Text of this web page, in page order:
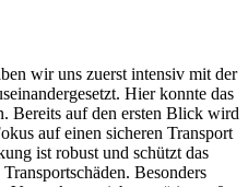
wir uns zuerst intensiv mit der
Hier konnte das
Bereits auf den ersten Blick wird
auf einen sicheren Transport
ist robust und schützt das
Besonders